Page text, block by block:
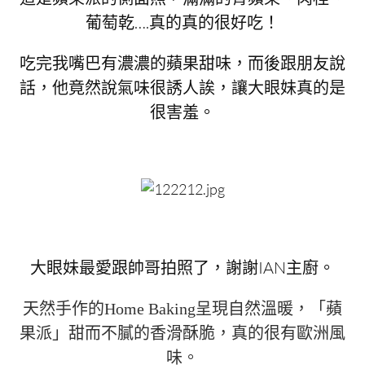
葡萄乾….真的真的很好吃！
吃完我嘴巴有濃濃的蘋果甜味，而後跟朋友說
話，他竟然說氣味很誘人誒，讓大眼妹真的是
很害羞。
大眼妹最愛跟帥哥拍照了，謝謝IAN主廚。
天然手作的Home Baking呈現自然溫暖，「蘋
果派」甜而不膩的香滑酥脆，真的很有歐洲風
味。